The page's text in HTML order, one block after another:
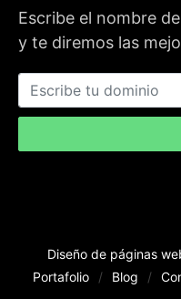
Escribe el nombre
y te diremos las
Diseño de páginas
Portafolio
/ Blog /